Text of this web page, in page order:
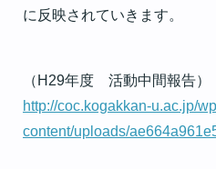
に反映されていきます。
（ H29年度 活動中間報告）
http://coc.kogakkan-u.ac.jp/
content/uploads/